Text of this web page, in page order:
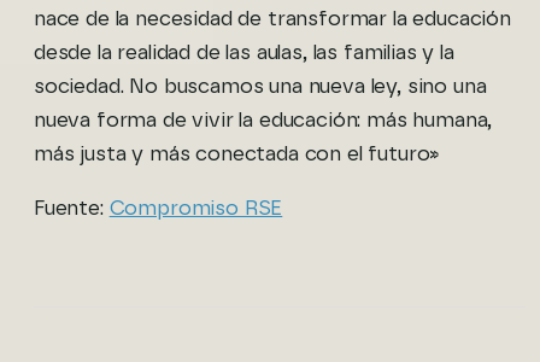
nace de la necesidad de transformar la educación
desde la realidad de las aulas, las familias y la
sociedad. No buscamos una nueva ley, sino una
nueva forma de vivir la educación: más humana,
más justa y más conectada con el futuro»
Fuente: Compromiso RSE